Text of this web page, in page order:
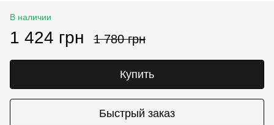
В наличии
1 424 грн 1 780 грн
Купить
Быстрый заказ